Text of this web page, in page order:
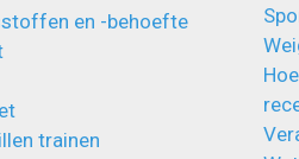
en -behoefte
trainen